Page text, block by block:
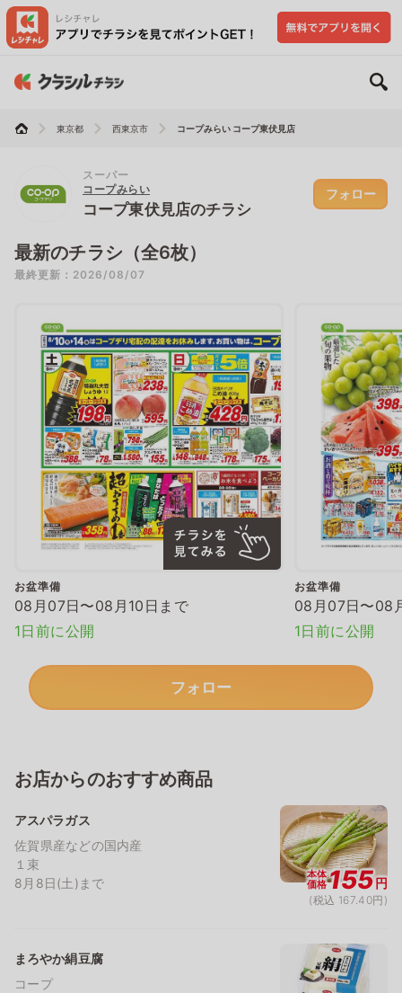
東京都 西東京市 コープみらい コープ東伏見店
スーパー
コープみらい
コープ東伏見店のチラシ
フォロー
最新のチラシ（全6枚）
最終更新：2026/08/07
お盆準備
08月07日〜08月10日まで
1日前に公開
お盆準備
08月07日〜08
1日前に公開
フォロー
お店からのおすすめ商品
アスパラガス
佐賀県産などの国内産
１束
8月8日(土)まで
本体
価格155円
(税込 167.40円)
まろやか絹豆腐
コープ